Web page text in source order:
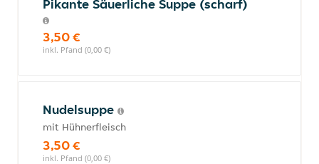
Pikante Säuerliche Suppe (scharf)
3,50 €
inkl. Pfand (0,00 €)
Nudelsuppe
mit Hühnerfleisch
3,50 €
inkl. Pfand (0,00 €)